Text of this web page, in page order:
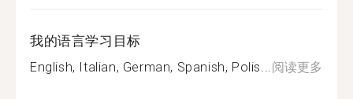
我的语言学习目标
English, Italian, German, Spanish, Polis...阅读更多